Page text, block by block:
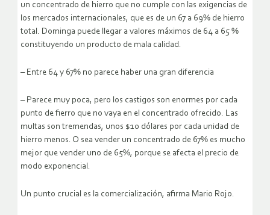
un concentrado de hierro que no cumple con las exigencias de
los mercados internacionales, que es de un 67 a 69% de hierro
total. Dominga puede llegar a valores máximos de 64 a 65 %
constituyendo un producto de mala calidad.
– Entre 64 y 67% no parece haber una gran diferencia
– Parece muy poca, pero los castigos son enormes por cada
punto de fierro que no vaya en el concentrado ofrecido. Las
multas son tremendas, unos $10 dólares por cada unidad de
hierro menos. O sea vender un concentrado de 67% es mucho
mejor que vender uno de 65%, porque se afecta el precio de
modo exponencial.
Un punto crucial es la comercialización, afirma Mario Rojo.